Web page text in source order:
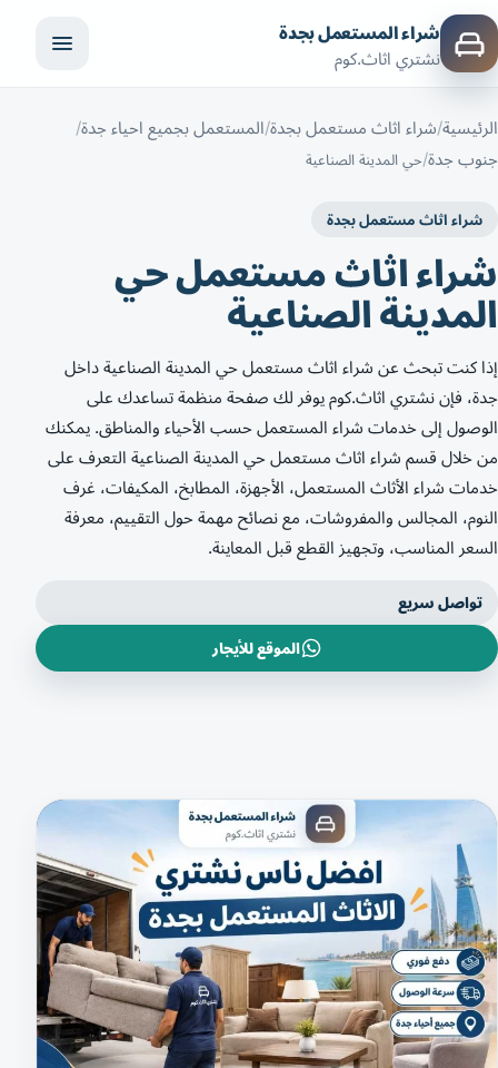
شراء المستعمل بجدة
نشتري اثاث.كوم
الرئيسية شراء اثاث مستعمل بجدة المستعمل بجميع احياء جدة
جنوب جدة حي المدينة الصناعية
شراء اثاث مستعمل بجدة
شراء اثاث مستعمل حي
المدينة الصناعية
إذا كنت تبحث عن شراء اثاث مستعمل حي المدينة الصناعية داخل
جدة، فإن نشتري اثاث.كوم يوفر لك صفحة منظمة تساعدك على
الوصول إلى خدمات شراء المستعمل حسب الأحياء والمناطق. يمكنك
من خلال قسم شراء اثاث مستعمل حي المدينة الصناعية التعرف على
خدمات شراء الأثاث المستعمل، الأجهزة، المطابخ، المكيفات، غرف
النوم، المجالس والمفروشات، مع نصائح مهمة حول التقييم، معرفة
السعر المناسب، وتجهيز القطع قبل المعاينة.
تواصل سريع
الموقع للأيجار